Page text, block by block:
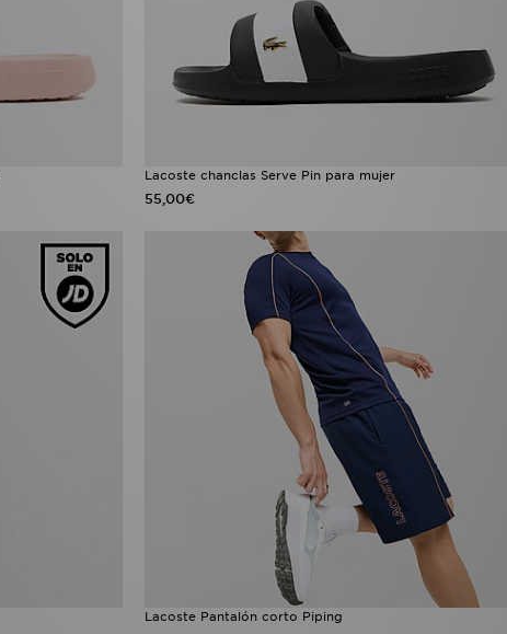
Lacoste chanclas Serve Pin para mujer
55,00€
Lacoste Pantalón corto Piping